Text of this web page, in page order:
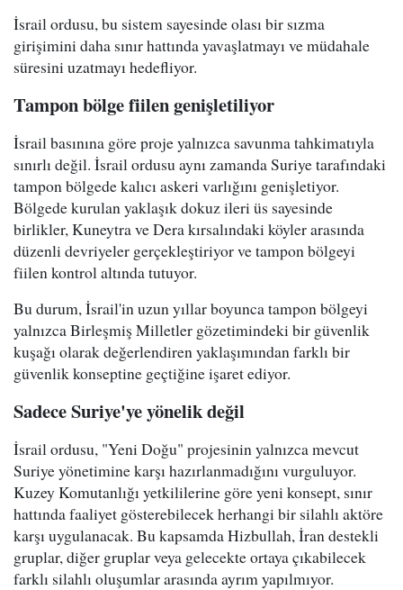
İsrail ordusu, bu sistem sayesinde olası bir sızma
girişimini daha sınır hattında yavaşlatmayı ve müdahale
süresini uzatmayı hedefliyor.
Tampon bölge fiilen genişletiliyor
İsrail basınına göre proje yalnızca savunma tahkimatıyla
sınırlı değil. İsrail ordusu aynı zamanda Suriye tarafındaki
tampon bölgede kalıcı askeri varlığını genişletiyor.
Bölgede kurulan yaklaşık dokuz ileri üs sayesinde
birlikler, Kuneytra ve Dera kırsalındaki köyler arasında
düzenli devriyeler gerçekleştiriyor ve tampon bölgeyi
fiilen kontrol altında tutuyor.
Bu durum, İsrail'in uzun yıllar boyunca tampon bölgeyi
yalnızca Birleşmiş Milletler gözetimindeki bir güvenlik
kuşağı olarak değerlendiren yaklaşımından farklı bir
güvenlik konseptine geçtiğine işaret ediyor.
Sadece Suriye'ye yönelik değil
İsrail ordusu, "Yeni Doğu" projesinin yalnızca mevcut
Suriye yönetimine karşı hazırlanmadığını vurguluyor.
Kuzey Komutanlığı yetkililerine göre yeni konsept, sınır
hattında faaliyet gösterebilecek herhangi bir silahlı aktöre
karşı uygulanacak. Bu kapsamda Hizbullah, İran destekli
gruplar, diğer gruplar veya gelecekte ortaya çıkabilecek
farklı silahlı oluşumlar arasında ayrım yapılmıyor.